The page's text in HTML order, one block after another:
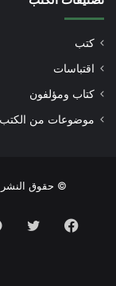
كتب
اقتباسات
كتاب ومؤلفون
موضوعات من الكتب
© حقوق النشر 2026، جميع الحقوق
فيسبوك تويتر